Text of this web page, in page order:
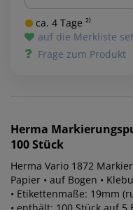
ca. 4 Tage ²⁾
auf die Merkliste
Frage zum Produkt
Herma
100 Stück
Herma Vario 1872
Papier • auf Bogen •
• Etikettenmaße: 19mm